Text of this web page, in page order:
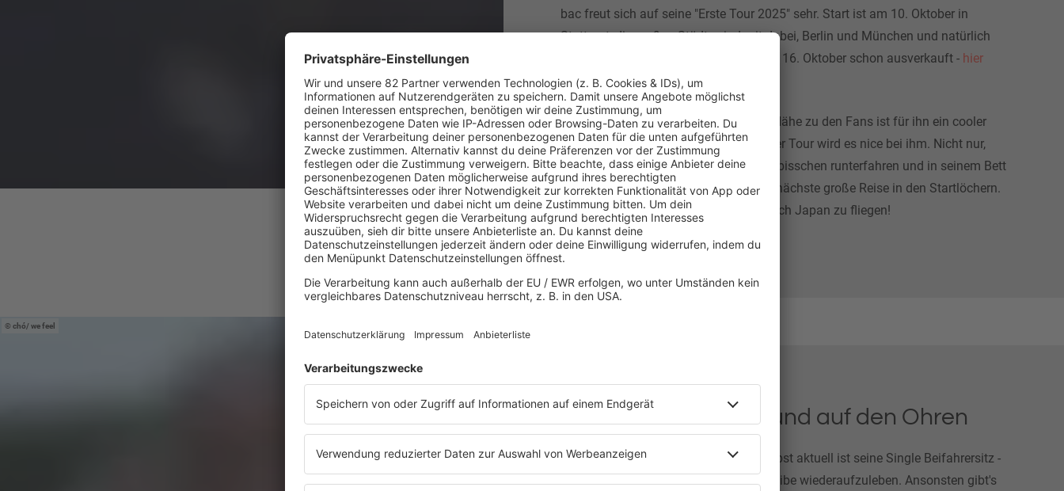
bac freut sich auf seine "Erste Tour 2025" sehr. Start ist am 10. Oktober in
Stuttgart, die großen Städte sind mit dabei, Berlin und München und natürlich
Hamburg! An sich ist der Mojo Club am 16. Oktober schon ausverkauft - hier
kriegt ihr bei uns die letzten Tickets!
bac freut sich auf euch - vor allem die Nähe zu den Fans ist für ihn ein cooler
Bestandteil der Tour. Aber auch nach der Tour wird es nice bei ihm. Nicht nur,
dass er da nach der intensiven Zeit ein bisschen runterfahren und in seinem Bett
liegen kann, sondern es steht auch die nächste große Reise in den Startlöchern.
Sein absoluter Traum ist es nämlich nach Japan zu fliegen!
chó/ we feel
bac mit eigenem Sound auf den Ohren
Der Lieblingssong von bac von ihm selbst aktuell ist seine Single Beifahrersitz -
bac hat da versucht, den früheren Cro-Vibe wiederaufzuleben. Ansonsten gibt's